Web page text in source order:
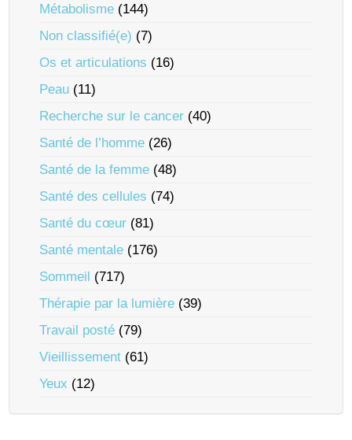
Métabolisme (144)
Non classifié(e) (7)
Os et articulations (16)
Peau (11)
Recherche sur le cancer (40)
Santé de l’homme (26)
Santé de la femme (48)
Santé des cellules (74)
Santé du cœur (81)
Santé mentale (176)
Sommeil (717)
Thérapie par la lumière (39)
Travail posté (79)
Vieillissement (61)
Yeux (12)